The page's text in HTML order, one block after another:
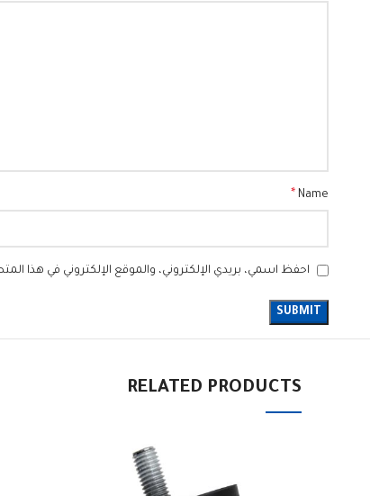
Name
*
احفظ اسمي، بريدي الإلكتروني، والموقع الإلكتروني في هذا
RELATED PRODUCTS